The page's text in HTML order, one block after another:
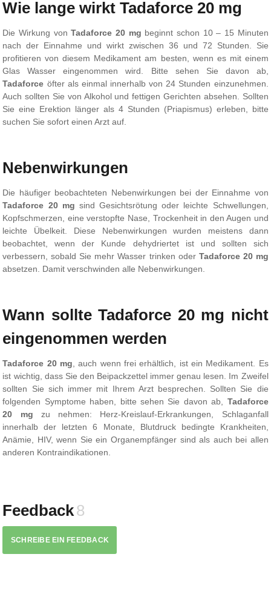
Wie lange wirkt Tadaforce 20 mg
Die Wirkung vonTadaforce 20 mg beginnt schon 10 – 15 Minuten
nach der Einnahme und wirkt zwischen 36 und 72 Stunden. Sie
profitieren von diesem Medikament am besten, wenn es mit einem
Glas Wasser eingenommen wird. Bitte sehen Sie davon ab,
Tadaforce öfter als einmal innerhalb von 24 Stunden einzunehmen.
Auch sollten Sie von Alkohol und fettigen Gerichten absehen. Sollten
Sie eine Erektion länger als 4 Stunden (Priapismus) erleben, bitte
suchen Sie sofort einen Arzt auf.
Nebenwirkungen
Die häufiger beobachteten Nebenwirkungen bei der Einnahme von
Tadaforce 20 mg sind Gesichtsrötung oder leichte Schwellungen,
Kopfschmerzen, eine verstopfte Nase, Trockenheit in den Augen und
leichte Übelkeit. Diese Nebenwirkungen wurden meistens dann
beobachtet, wenn der Kunde dehydriertet ist und sollten sich
verbessern, sobald Sie mehr Wasser trinken oder Tadaforce 20 mg
absetzen. Damit verschwinden alle Nebenwirkungen.
Wann sollte Tadaforce 20 mg nicht
eingenommen werden
Tadaforce 20 mg , auch wenn frei erhältlich, ist ein Medikament. Es
ist wichtig, dass Sie den Beipackzettel immer genau lesen. Im Zweifel
sollten Sie sich immer mit Ihrem Arzt besprechen. Sollten Sie die
folgenden Symptome haben, bitte sehen Sie davon ab, Tadaforce
20 mg zu nehmen: Herz-Kreislauf-Erkrankungen, Schlaganfall
innerhalb der letzten 6 Monate, Blutdruck bedingte Krankheiten,
Anämie, HIV, wenn Sie ein Organempfänger sind als auch bei allen
anderen Kontraindikationen.
Feedback8
SCHREIBE EIN FEEDBACK